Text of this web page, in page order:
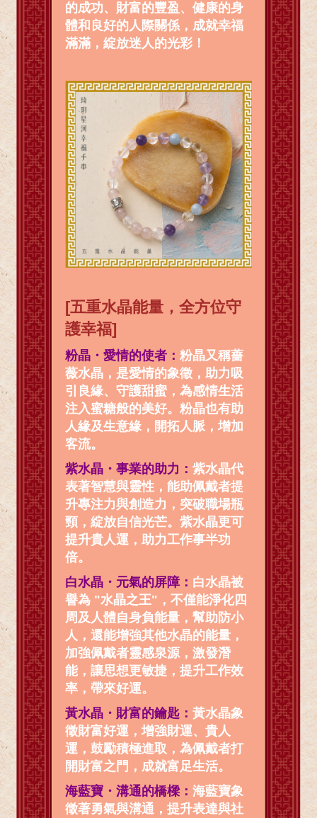
的成功、財富的豐盈、健康的身
體和良好的人際關係，成就幸福
滿滿，綻放迷人的光彩！
[五重水晶能量，全方位守
護幸福]
粉晶・愛情的使者：粉晶又稱薔
薇水晶，是愛情的象徵，助力吸
引良緣、守護甜蜜，為感情生活
注入蜜糖般的美好。粉晶也有助
人緣及生意緣，開拓人脈，增加
客流。
紫水晶・事業的助力：紫水晶代
表著智慧與靈性，能助佩戴者提
升專注力與創造力，突破職場瓶
頸，綻放自信光芒。紫水晶更可
提升貴人運，助力工作事半功
倍。
白水晶・元氣的屏障： 白水晶被
譽為 "水晶之王"，不僅能淨化四
周及人體自身負能量，幫助防小
人，還能增強其他水晶的能量，
加強佩戴者靈感泉源，激發潛
能，讓思想更敏捷，提升工作效
率，帶來好運。
黃水晶・財富的鑰匙：黃水晶象
徵財富好運，增強財運、貴人
運，鼓勵積極進取，為佩戴者打
開財富之門，成就富足生活。
海藍寶・溝通的橋樑：海藍寶象
徵著勇氣與溝通，提升表達與社